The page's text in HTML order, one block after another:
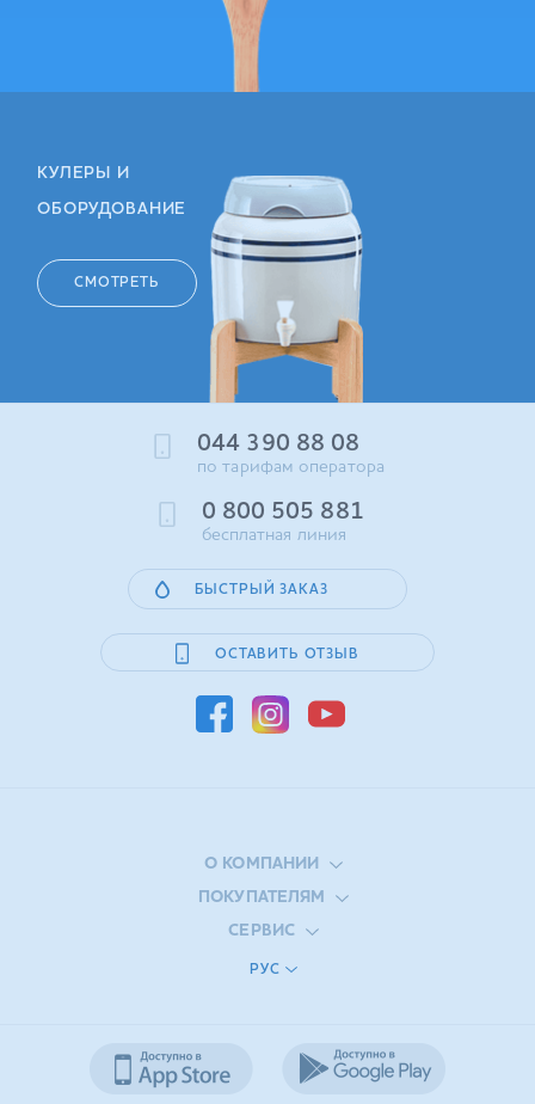
КУЛЕРЫ И
ОБОРУДОВАНИЕ
СМОТРЕТЬ
044 390 88 08
по тарифам оператора
0 800 505 881
бесплатная линия
БЫСТРЫЙ ЗАКАЗ
ОСТАВИТЬ ОТЗЫВ
О КОМПАНИИ
ПОКУПАТЕЛЯМ
СЕРВИС
РУС